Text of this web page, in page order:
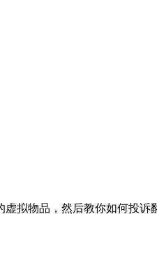
拟物品，然后教你如何投诉